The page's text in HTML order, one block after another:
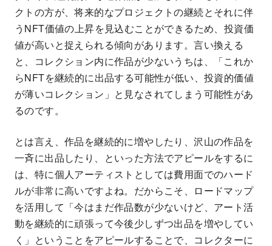
クトの方が、将来的なプロジェクトの継続とそれに伴
うNFT価値の上昇を見込むことができるため、投資価
値が高いと捉えられる傾向があります。言い換える
と、コレクション内に作品が少ないうちは、「これか
らNFTを継続的に出品する可能性が低い、投資的価値
が薄いコレクション」と見なされてしまう可能性があ
るのです。
とは言え、作品を継続的に増やしたり、沢山の作品を
一斉に出品したり、といった方法でアピールをするに
は、特に個人アーティストとしては費用面でのハード
ルが非常に高いですよね。だからこそ、ロードマップ
を活用して「今はまだ作品数が少ないけど、アート活
動を継続的に頑張って今後少しずつ出品を増やしてい
く」ということをアピールすることで、コレクターに